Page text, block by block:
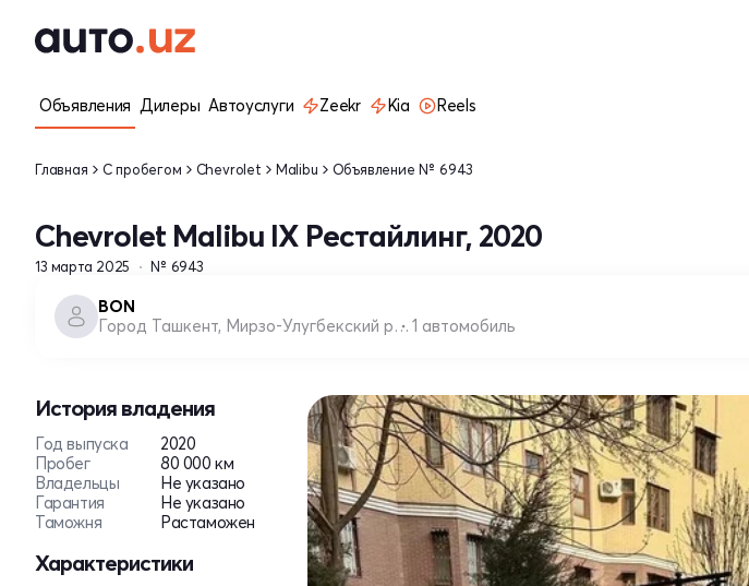
Объявления Дилеры Автоуслуги Zeekr Kia Reels
Главная С пробегом Chevrolet Malibu Объявление № 6943
Chevrolet Malibu IX Рестайлинг, 2020
13 марта 2025 № 6943
BON
Город Ташкент, Мирзо-Улугбекский район 1 автомобиль
История владения
Год выпуска
2020
Пробег
80 000 км
Владельцы
Не указано
Гарантия
Не указано
Таможня
Растаможен
Характеристики